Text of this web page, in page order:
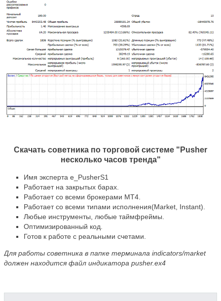
Скачать советника по торговой системе "Pusher
несколько часов тренда"
Имя эксперта e_PusherS1
Работает на закрытых барах.
Работает со всеми брокерами МТ4.
Работает со всеми типами исполнения(Market, Instant).
Любые инструменты, любые таймфреймы.
Оптимизированный код.
Готов к работе с реальными счетами.
Для работы советника в папке терминала indicators/market
должен находится файл индикатора pusher.ex4